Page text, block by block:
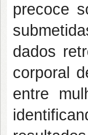
precoce
dados
corporal
entre